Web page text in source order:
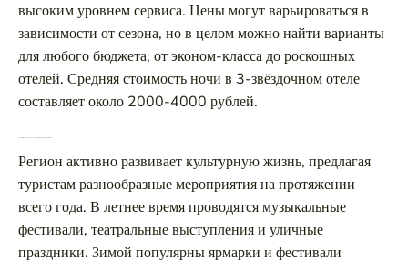
высоким уровнем сервиса. Цены могут варьироваться в
зависимости от сезона, но в целом можно найти варианты
для любого бюджета, от эконом-класса до роскошных
отелей. Средняя стоимость ночи в 3-звёздочном отеле
составляет около 2000-4000 рублей.
Регион активно развивает культурную жизнь, предлагая
туристам разнообразные мероприятия на протяжении
всего года. В летнее время проводятся музыкальные
фестивали, театральные выступления и уличные
праздники. Зимой популярны ярмарки и фестивали